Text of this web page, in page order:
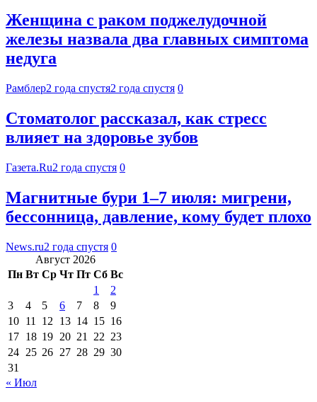
Женщина с раком поджелудочной
железы назвала два главных симптома
недуга
Рамблер2 года спустя2 года спустя 0
Стоматолог рассказал, как стресс
влияет на здоровье зубов
Газета.Ru2 года спустя 0
Магнитные бури 1–7 июля: мигрени,
бессонница, давление, кому будет плохо
News.ru2 года спустя 0
Август 2026
Пн Вт Ср Чт Пт Сб Вс
1
2
3
4 5 6 7 8
9
10 11 12 13 14 15 16
17 18 19 20 21 22 23
24 25 26 27 28 29 30
31
« Июл